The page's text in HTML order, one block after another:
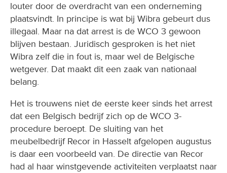
louter door de overdracht van een onderneming
plaatsvindt. In principe is wat bij Wibra gebeurt dus
illegaal. Maar na dat arrest is de WCO 3 gewoon
blijven bestaan. Juridisch gesproken is het niet
Wibra zelf die in fout is, maar wel de Belgische
wetgever. Dat maakt dit een zaak van nationaal
belang.
Het is trouwens niet de eerste keer sinds het arrest
dat een Belgisch bedrijf zich op de WCO 3-
procedure beroept. De sluiting van het
meubelbedrijf Recor in Hasselt afgelopen augustus
is daar een voorbeeld van. De directie van Recor
had al haar winstgevende activiteiten verplaatst naar